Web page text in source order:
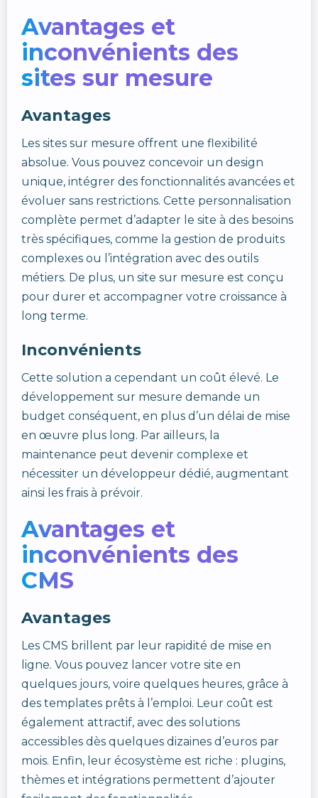
Avantages et
inconvénients des
sites sur mesure
Avantages
Les sites sur mesure offrent une flexibilité
absolue. Vous pouvez concevoir un design
unique, intégrer des fonctionnalités avancées et
évoluer sans restrictions. Cette personnalisation
complète permet d’adapter le site à des besoins
très spécifiques, comme la gestion de produits
complexes ou l’intégration avec des outils
métiers. De plus, un site sur mesure est conçu
pour durer et accompagner votre croissance à
long terme.
Inconvénients
Cette solution a cependant un coût élevé. Le
développement sur mesure demande un
budget conséquent, en plus d’un délai de mise
en œuvre plus long. Par ailleurs, la
maintenance peut devenir complexe et
nécessiter un développeur dédié, augmentant
ainsi les frais à prévoir.
Avantages et
inconvénients des
CMS
Avantages
Les CMS brillent par leur rapidité de mise en
ligne. Vous pouvez lancer votre site en
quelques jours, voire quelques heures, grâce à
des templates prêts à l’emploi. Leur coût est
également attractif, avec des solutions
accessibles dès quelques dizaines d’euros par
mois. Enfin, leur écosystème est riche : plugins,
thèmes et intégrations permettent d’ajouter